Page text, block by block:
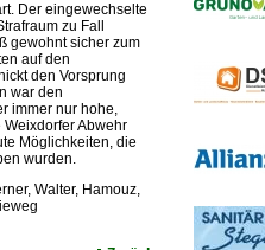
Der eingewechselte
zu Fall
gewohnt sicher zum
auf den
den Vorsprung
war den
immer nur hohe,
Abwehr
Möglichkeiten, die
wurden.
Walter, Hamouz,